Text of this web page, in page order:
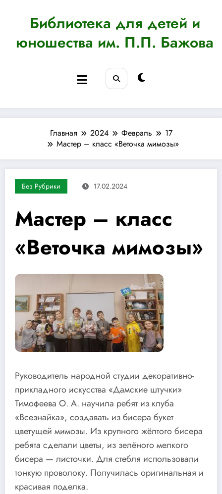
содержимомуБиблиотека для детей и
юношества им. П.П. Бажова
Главная 2024 Февраль
17
Мастер – класс «Веточка мимозы»
Без Рубрики 17.02.2024
Мастер – класс
«Веточка мимозы»
Руководитель народной студии декоративно-
прикладного искусства «Дамские штучки»
Тимофеева О. А. научила ребят из клуба
«Всезнайка», создавать из бисера букет
цветущей мимозы. Из крупного жёлтого бисера
ребята сделали цветы, из зелёного мелкого
бисера — листочки. Для стебля использовали
тонкую проволоку. Получилась оригинальная и
красивая поделка.